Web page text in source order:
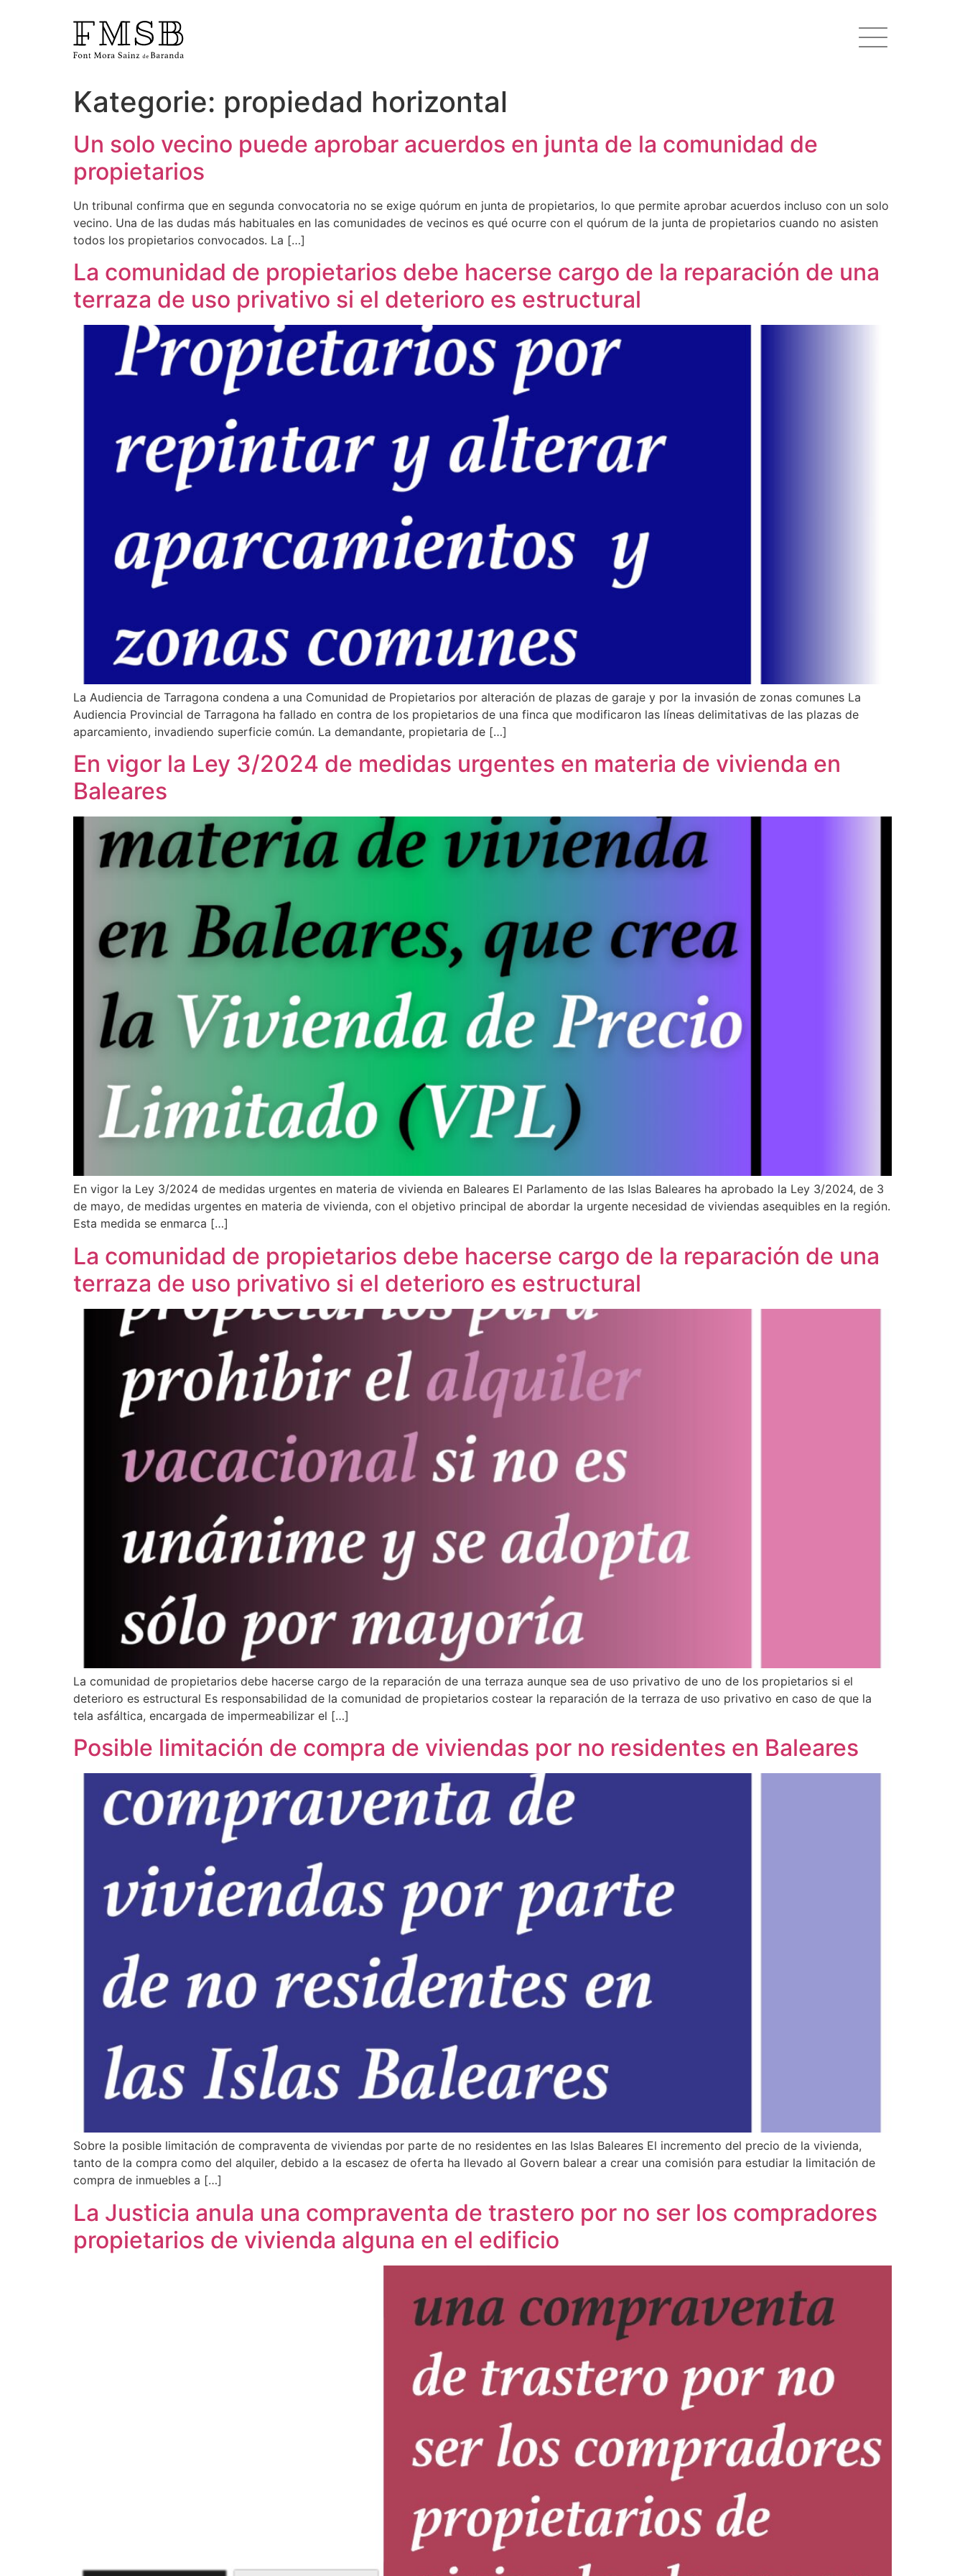
Startseite
Font Mora Sainz de Baranda
Team
Blog und Nachrichten
Wie können wir Ihnen helfen?
Kategorie: propiedad horizontal
Un solo vecino puede aprobar acuerdos en junta de la comunidad de
propietarios
Un tribunal confirma que en segunda convocatoria no se exige quórum en junta de propietarios, lo que permite aprobar acuerdos incluso con un solo
vecino. Una de las dudas más habituales en las comunidades de vecinos es qué ocurre con el quórum de la junta de propietarios cuando no asisten
todos los propietarios convocados. La […]
La comunidad de propietarios debe hacerse cargo de la reparación de una
terraza de uso privativo si el deterioro es estructural
La Audiencia de Tarragona condena a una Comunidad de Propietarios por alteración de plazas de garaje y por la invasión de zonas comunes La
Audiencia Provincial de Tarragona ha fallado en contra de los propietarios de una finca que modificaron las líneas delimitativas de las plazas de
aparcamiento, invadiendo superficie común. La demandante, propietaria de […]
En vigor la Ley 3/2024 de medidas urgentes en materia de vivienda en
Baleares
En vigor la Ley 3/2024 de medidas urgentes en materia de vivienda en Baleares El Parlamento de las Islas Baleares ha aprobado la Ley 3/2024, de 3
de mayo, de medidas urgentes en materia de vivienda, con el objetivo principal de abordar la urgente necesidad de viviendas asequibles en la región.
Esta medida se enmarca […]
La comunidad de propietarios debe hacerse cargo de la reparación de una
terraza de uso privativo si el deterioro es estructural
La comunidad de propietarios debe hacerse cargo de la reparación de una terraza aunque sea de uso privativo de uno de los propietarios si el
deterioro es estructural Es responsabilidad de la comunidad de propietarios costear la reparación de la terraza de uso privativo en caso de que la
tela asfáltica, encargada de impermeabilizar el […]
Posible limitación de compra de viviendas por no residentes en Baleares
Sobre la posible limitación de compraventa de viviendas por parte de no residentes en las Islas Baleares El incremento del precio de la vivienda,
tanto de la compra como del alquiler, debido a la escasez de oferta ha llevado al Govern balear a crear una comisión para estudiar la limitación de
compra de inmuebles a […]
La Justicia anula una compraventa de trastero por no ser los compradores
propietarios de vivienda alguna en el edificio